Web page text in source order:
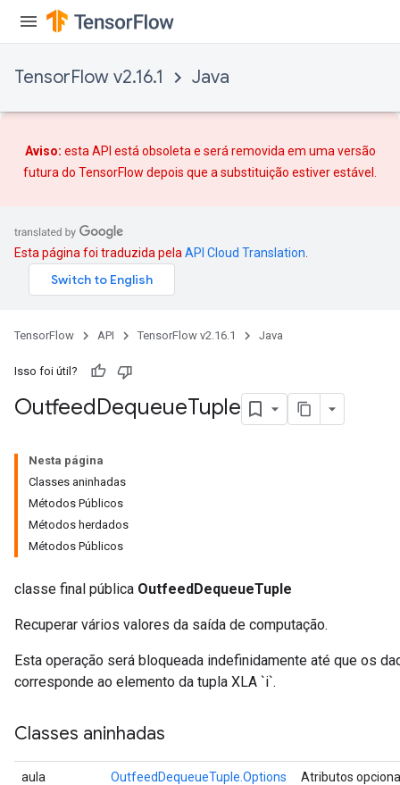
TensorFlow v2.16.1 Java
Aviso: esta API está obsoleta e será removida em uma versão
futura do TensorFlow depois que a substituição estiver estável.
Esta página foi traduzida pela API Cloud Translation
TensorFlow API TensorFlow v2.16.1 Java
Isso foi útil?
OutfeedDequeueTuple
Nesta página
Classes aninhadas
Métodos Públicos
Métodos herdados
Métodos Públicos
classe final pública OutfeedDequeueTuple
Recuperar vários valores da saída de computação.
Esta operação será bloqueada indefinidamente até que os
corresponde ao elemento da tupla XLA `i`.
Classes aninhadas
aula OutfeedDequeueTuple.Options Atributos